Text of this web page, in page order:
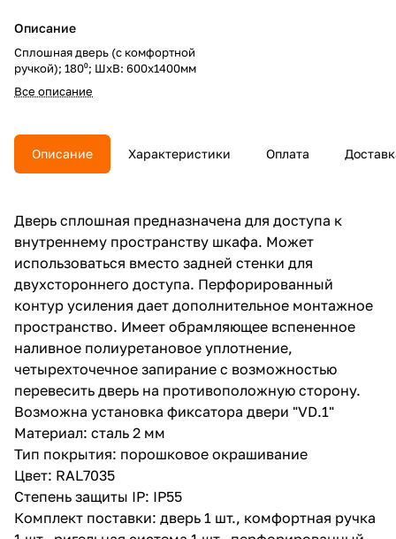
Описание
Сплошная дверь (с комфортной
ручкой); 180⁰; ШхВ: 600х1400мм
Все описание
Описание Характеристики Оплата
Дверь сплошная предназначена для доступа к
внутреннему пространству шкафа. Может
использоваться вместо задней стенки для
двухстороннего доступа. Перфорированный
контур усиления дает дополнительное монтажное
пространство. Имеет обрамляющее вспененное
наливное полиуретановое уплотнение,
четырехточечное запирание с возможностью
перевесить дверь на противоположную сторону.
Возможна установка фиксатора двери "VD.1"
Материал: сталь 2 мм
Тип покрытия: порошковое окрашивание
Цвет: RAL7035
Степень защиты IP: IP55
Комплект поставки: дверь 1 шт., комфортная ручка